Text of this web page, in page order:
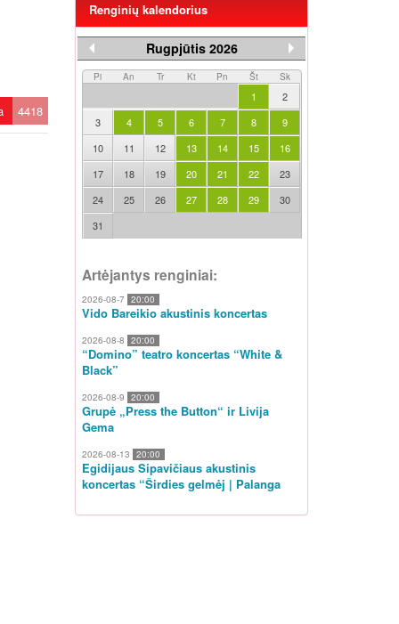
4418
Renginių kalendorius
Rugpjūtis 2026
Pi An Tr Kt Pn Št Sk
1
2
3
4 5 6 7 8
9
10
11 12 13 14 15
16
17
18 19 20 21 22
23
24
25 26 27 28 29
30
31
Artėjantys renginiai:
2026-08-7 20:00
Vido Bareikio akustinis koncertas
2026-08-8 20:00
“Domino” teatro koncertas “White &
Black”
2026-08-9 20:00
Grupė „Press the Button“ ir Livija
Gema
2026-08-13 20:00
Egidijaus Sipavičiaus akustinis
koncertas “Širdies gelmėj | Palanga